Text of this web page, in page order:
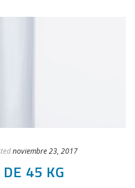
noviembre 23, 2017
45 KG